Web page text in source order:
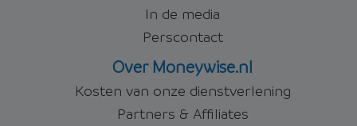
In de media
Perscontact
Over Moneywise.nl
Kosten van onze dienstverlening
Partners & Affiliates